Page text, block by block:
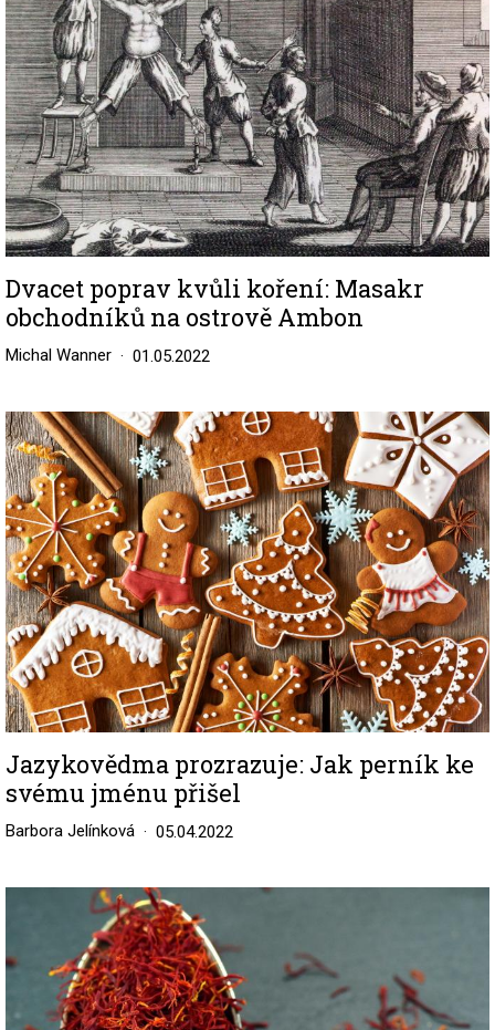
Dvacet poprav kvůli koření: Masakr
obchodníků na ostrově Ambon
Michal Wanner 01.05.2022
Image
Jazykovědma prozrazuje: Jak perník ke
svému jménu přišel
Barbora Jelínková 05.04.2022